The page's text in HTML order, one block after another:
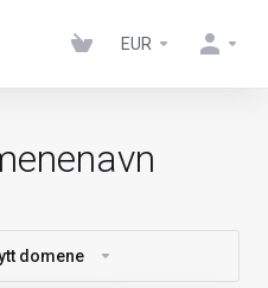
EUR
domene